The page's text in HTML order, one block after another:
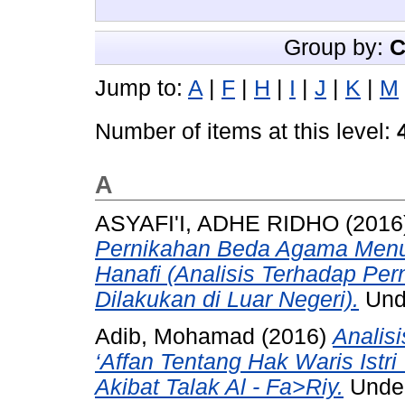
Group by:
Jump to: A | F | H | I | J | K | M
Number of items at this level:
A
ASYAFI'I, ADHE RIDHO
Pernikahan Beda Agama
Hanafi (Analisis Terhadap
Dilakukan di Luar Negeri).
Adib, Mohamad (2016)
‘Affan Tentang Hak Waris
Akibat Talak Al - Fa>Riy.